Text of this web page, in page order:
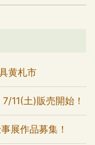
黄札市
11(土)販売開始！
展作品募集！